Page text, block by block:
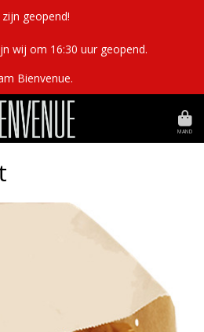
geopend!
wij om 16:30 uur geopend.
Bienvenue.
MAND